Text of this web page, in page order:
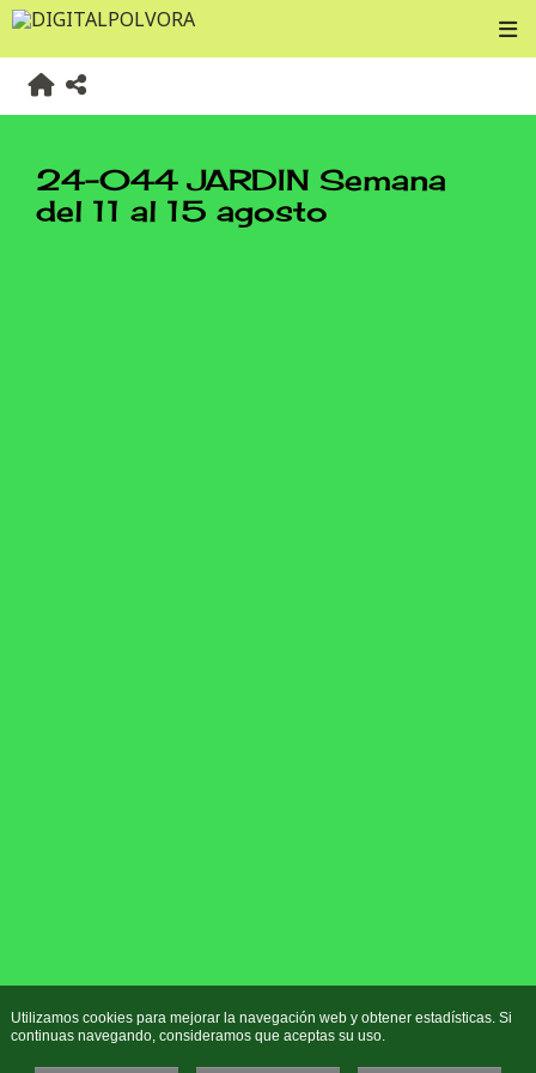
24-044 JARDIN Semana
del 11 al 15 agosto
Utilizamos cookies para mejorar la navegación web y obtener estadísticas. Si
continuas navegando, consideramos que aceptas su uso.